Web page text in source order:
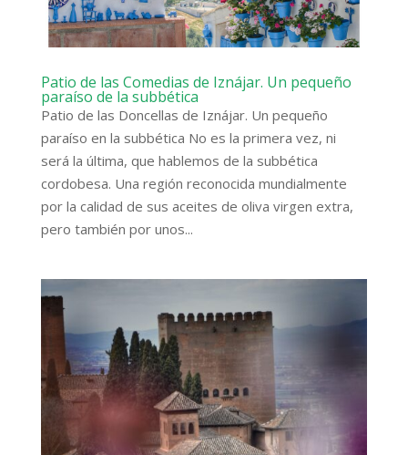
Patio de las Comedias de Iznájar. Un pequeño
paraíso de la subbética
Patio de las Doncellas de Iznájar. Un pequeño
paraíso en la subbética No es la primera vez, ni
será la última, que hablemos de la subbética
cordobesa. Una región reconocida mundialmente
por la calidad de sus aceites de oliva virgen extra,
pero también por unos...